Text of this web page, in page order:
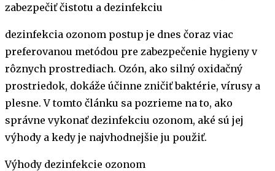
zabezpečiť čistotu a dezinfekciu
dezinfekcia ozonom postup je dnes čoraz viac
preferovanou metódou pre zabezpečenie hygieny v
rôznych prostrediach. Ozón, ako silný oxidačný
prostriedok, dokáže účinne zničiť baktérie, vírusy a
plesne. V tomto článku sa pozrieme na to, ako
správne vykonať dezinfekciu ozonom, aké sú jej
výhody a kedy je najvhodnejšie ju použiť.
Výhody dezinfekcie ozonom